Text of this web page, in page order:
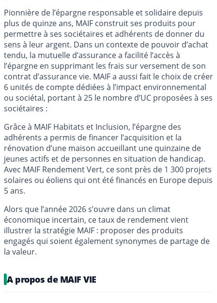
Pionnière de l’épargne responsable et solidaire depuis
plus de quinze ans, MAIF construit ses produits pour
permettre à ses sociétaires et adhérents de donner du
sens à leur argent. Dans un contexte de pouvoir d’achat
tendu, la mutuelle d’assurance a facilité l’accès à
l’épargne en supprimant les frais sur versement de son
contrat d’assurance vie. MAIF a aussi fait le choix de créer
6 unités de compte dédiées à l’impact environnemental
ou sociétal, portant à 25 le nombre d’UC proposées à ses
sociétaires :
Grâce à MAIF Habitats et Inclusion, l’épargne des
adhérents a permis de financer l’acquisition et la
rénovation d’une maison accueillant une quinzaine de
jeunes actifs et de personnes en situation de handicap.
Avec MAIF Rendement Vert, ce sont près de 1 300 projets
solaires ou éoliens qui ont été financés en Europe depuis
5 ans.
Alors que l’année 2026 s’ouvre dans un climat
économique incertain, ce taux de rendement vient
illustrer la stratégie MAIF : proposer des produits
engagés qui soient également synonymes de partage de
la valeur.
A propos de MAIF VIE